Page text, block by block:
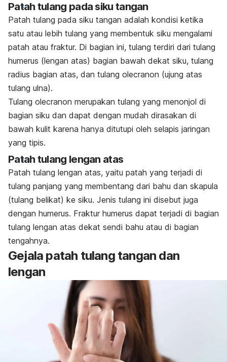
Patah tulang pada siku tangan
Patah tulang pada siku tangan adalah kondisi ketika
satu atau lebih tulang yang membentuk siku mengalami
patah atau fraktur. Di bagian ini, tulang terdiri dari tulang
humerus (lengan atas) bagian bawah dekat siku, tulang
radius bagian atas, dan tulang olecranon (ujung atas
tulang ulna).
Tulang olecranon merupakan tulang yang menonjol di
bagian siku dan dapat dengan mudah dirasakan di
bawah kulit karena hanya ditutupi oleh selapis jaringan
yang tipis.
Patah tulang lengan atas
Patah tulang lengan atas, yaitu patah yang terjadi di
tulang panjang yang membentang dari bahu dan skapula
(tulang belikat) ke siku. Jenis tulang ini disebut juga
dengan humerus. Fraktur humerus dapat terjadi di bagian
tulang lengan atas dekat sendi bahu atau di bagian
tengahnya.
Gejala patah tulang tangan dan
lengan